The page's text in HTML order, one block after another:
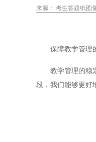
来源： 考生答题纸图
保障教学管理的
教学管理的稳定
段，我们能够更好